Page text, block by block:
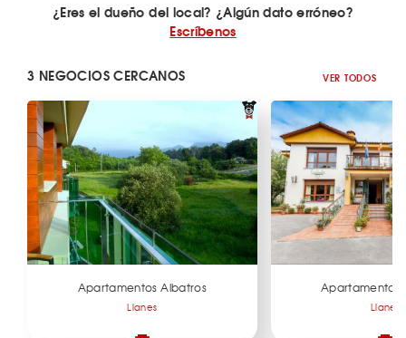
¿Eres el dueño del local? ¿Algún dato erróneo?
Escríbenos
3 NEGOCIOS CERCANOS VER TODOS
Apartamentos Albatros
Llanes
Apartamentos
Llanes